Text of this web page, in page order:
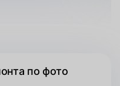
по фото